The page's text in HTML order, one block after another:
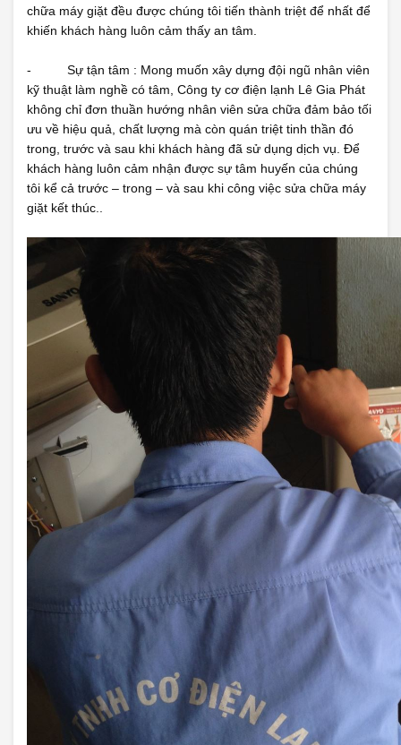
chữa máy giặt đều được chúng tôi tiến thành triệt để nhất để
khiến khách hàng luôn cảm thấy an tâm.
- Sự tận tâm : Mong muốn xây dựng đội ngũ nhân viên
kỹ thuật làm nghề có tâm, Công ty cơ điện lạnh Lê Gia Phát
không chỉ đơn thuần hướng nhân viên sửa chữa đảm bảo tối
ưu về hiệu quả, chất lượng mà còn quán triệt tinh thần đó
trong, trước và sau khi khách hàng đã sử dụng dịch vụ. Để
khách hàng luôn cảm nhận được sự tâm huyến của chúng
tôi kể cả trước – trong – và sau khi công việc sửa chữa máy
giặt kết thúc..